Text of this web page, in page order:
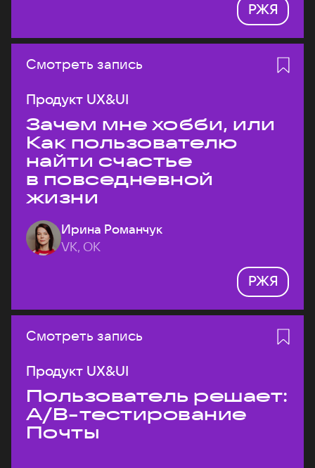
РЖЯ
Смотреть запись
Продукт UX&UI
Зачем мне хобби, или
Как пользователю
найти счастье
в повседневной
жизни
Ирина Романчук
VK, ОК
РЖЯ
Смотреть запись
Продукт UX&UI
Пользователь решает:
A/B-тестирование
Почты